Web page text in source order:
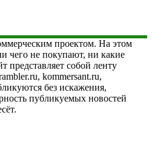
проектом. На этом
чего не покупают, ни какие
представляет собой ленту
kommersant.ru,
без искажения,
публикуемых новостей